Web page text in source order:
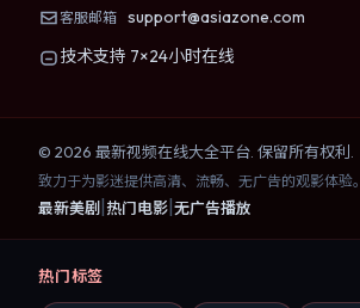
客服邮箱 support@asiazone.com
技术支持 7×24小时在线
© 2026 最新视频在线大全平台. 保留所有权利.
致力于为影迷提供高清、流畅、无广告的观影体验。
最新美剧 热门电影 无广告播放
热门标签